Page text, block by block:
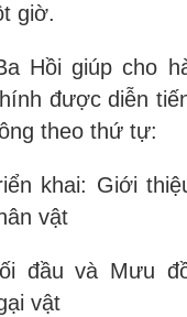
giờ.
Hồi giúp cho
được diễn
theo thứ tự:
khai: Giới
vật
đầu và Mưu
vật